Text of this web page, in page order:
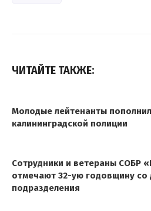
ЧИТАЙТЕ ТАКЖЕ:
Молодые лейтенанты
калининградской полиции
Сотрудники и ветераны СОБР
отмечают 32-ую годовщину со
подразделения